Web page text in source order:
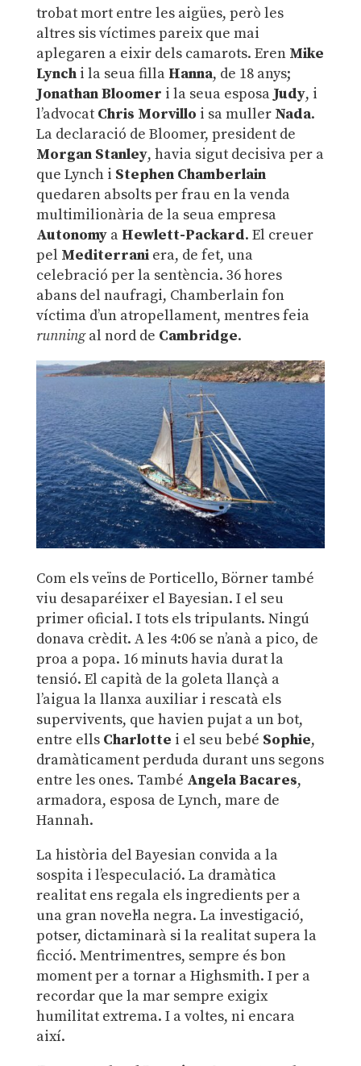
trobat mort entre les aigües, però les
altres sis víctimes pareix que mai
aplegaren a eixir dels camarots. Eren Mike
Lynchi la seua filla Hanna, de 18 anys;
Jonathan Bloomer i la seua esposa Judy, i
l’advocat Chris Morvillo i sa muller Nada.
La declaració de Bloomer, president de
Morgan Stanley, havia sigut decisiva per a
que Lynch i Stephen Chamberlain
quedaren absolts per frau en la venda
multimilionària de la seua empresa
Autonomya Hewlett-Packard. El creuer
pel Mediterraniera, de fet, una
celebració per la sentència. 36 hores
abans del naufragi, Chamberlain fon
víctima d’un atropellament, mentres feia
runningal nord de Cambridge.
Com els veïns de Porticello, Börner també
viu desaparéixer el Bayesian. I el seu
primer oficial. I tots els tripulants. Ningú
donava crèdit. A les 4:06 se n’anà a pico, de
proa a popa. 16 minuts havia durat la
tensió. El capità de la goleta llançà a
l’aigua la llanxa auxiliar i rescatà els
supervivents, que havien pujat a un bot,
entre ells Charlotte i el seu bebé Sophie,
dramàticament perduda durant uns segons
entre les ones. També Angela Bacares,
armadora, esposa de Lynch, mare de
Hannah.
La història del Bayesian convida a la
sospita i l’especulació. La dramàtica
realitat ens regala els ingredients per a
una gran novel·la negra. La investigació,
potser, dictaminarà si la realitat supera la
ficció. Mentrimentres, sempre és bon
moment per a tornar a Highsmith. I per a
recordar que la mar sempre exigix
humilitat extrema. I a voltes, ni encara
així.